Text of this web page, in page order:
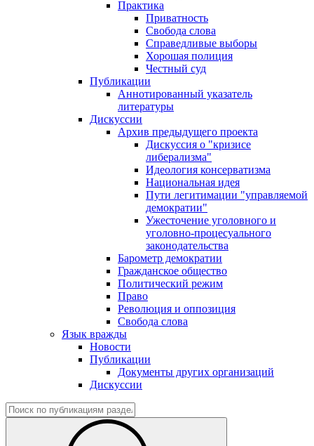
Практика
Приватность
Свобода слова
Справедливые выборы
Хорошая полиция
Честный суд
Публикации
Аннотированный указатель
литературы
Дискуссии
Архив предыдущего проекта
Дискуссия о "кризисе
либерализма"
Идеология консерватизма
Национальная идея
Пути легитимации "управляемой
демократии"
Ужесточение уголовного и
уголовно-процесуального
законодательства
Барометр демократии
Гражданское общество
Политический режим
Право
Революция и оппозиция
Свобода слова
Язык вражды
Новости
Публикации
Документы других организаций
Дискуссии